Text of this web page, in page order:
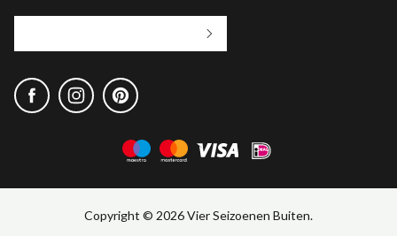
e-
Copyright © 2026 Vier Seizoenen Buiten.